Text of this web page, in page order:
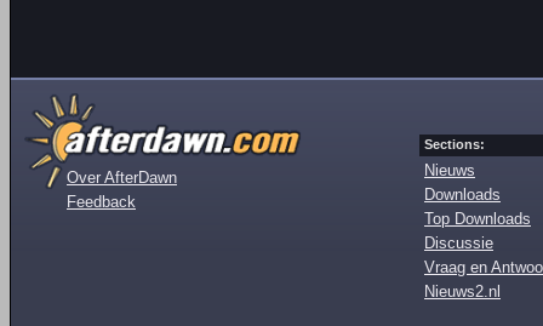
Over AfterDawn
Feedback
Sections:
Nieuws
Downloads
Top Downloads
Discussie
Vraag en
Nieuws2.nl